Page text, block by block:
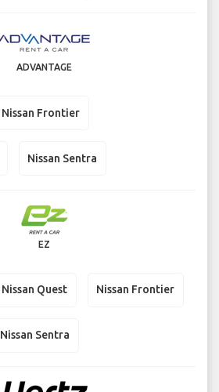
ADVANTAGE
Nissan Frontier
Nissan Sentra
EZ
Nissan Quest Nissan Frontier
Nissan Sentra